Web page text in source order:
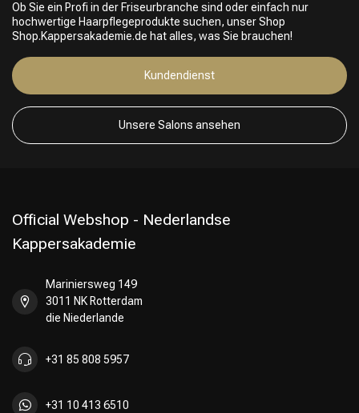
Ob Sie ein Profi in der Friseurbranche sind oder einfach nur
hochwertige Haarpflegeprodukte suchen, unser Shop
Shop.Kappersakademie.de hat alles, was Sie brauchen!
Kundendienst
Unsere Salons ansehen
Official Webshop - Nederlandse
Kappersakademie
Mariniersweg 149
3011 NK Rotterdam
die Niederlande
+31 85 808 5957
+31 10 413 6510